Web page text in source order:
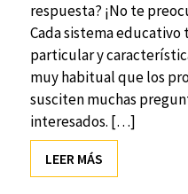
respuesta? ¡No te
Cada sistema
particular y
muy habitual que los
susciten muchas
interesados. […]
LEER MÁS